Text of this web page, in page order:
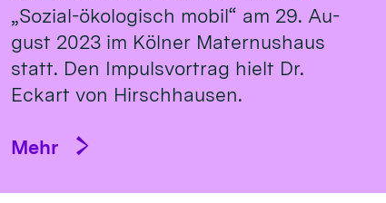
„So­zial-öko­logisch mo­bil“ am 29. Au­
gust 2023 im Köl­ner Ma­ternus­haus
statt. Den Impulsvortrag hielt Dr.
Eckart von Hirsch­hausen.
Mehr